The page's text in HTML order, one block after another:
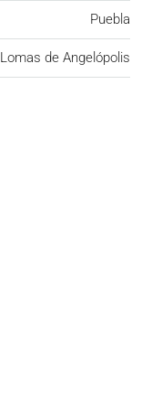
Puebla
Lomas de Angelópolis